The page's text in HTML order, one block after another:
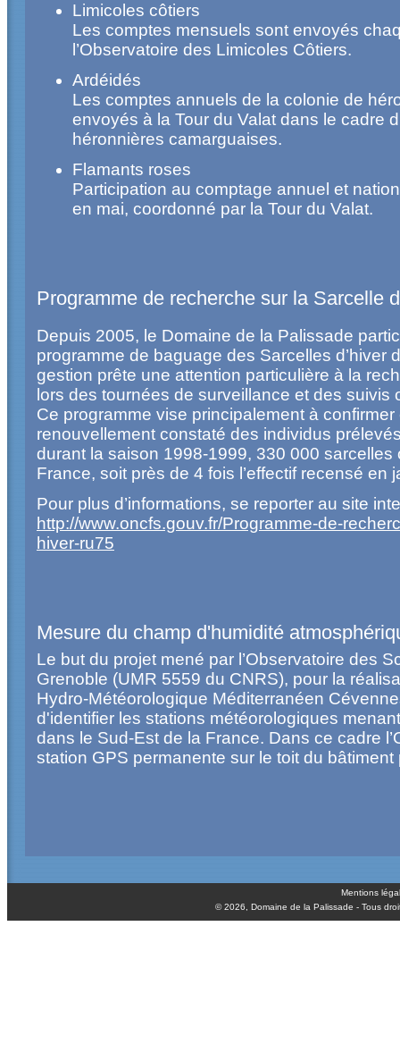
Limicoles côtiers
Les comptes mensuels sont envoyés
l’Observatoire des Limicoles Côtiers.
Ardéidés
Les comptes annuels de la colonie de
envoyés à la Tour du Valat dans le cadre
héronnières camarguaises.
Flamants roses
Participation au comptage annuel et
en mai, coordonné par la Tour du Valat.
Programme de recherche sur la Sarcelle
Depuis 2005, le Domaine de la Palissade
programme de baguage des Sarcelles d’hiver
gestion prête une attention particulière à la
lors des tournées de surveillance et des suivis
Ce programme vise principalement à
renouvellement constaté des individus
durant la saison 1998-1999, 330 000 sarcelles
France, soit près de 4 fois l’effectif recensé en
Pour plus d’informations, se reporter au site
http://www.oncfs.gouv.fr/Programme-de-
hiver-ru75
Mesure du champ d'humidité
Le but du projet mené par l’Observatoire des
Grenoble (UMR 5559 du CNRS), pour la
Hydro-Météorologique Méditerranéen
d'identifier les stations météorologiques
dans le Sud-Est de la France. Dans ce cadre
station GPS permanente sur le toit du bâtiment
Mentions
© 2026, Domaine de la Palissade - Tous